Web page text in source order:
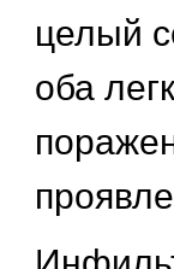
целый
оба